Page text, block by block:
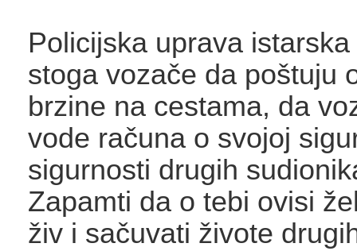
Policijska uprava
stoga vozače da poštuju
brzine na cestama, da
vode računa o svojoj
sigurnosti drugih
Zapamti da o tebi ovisi
živ i sačuvati živote